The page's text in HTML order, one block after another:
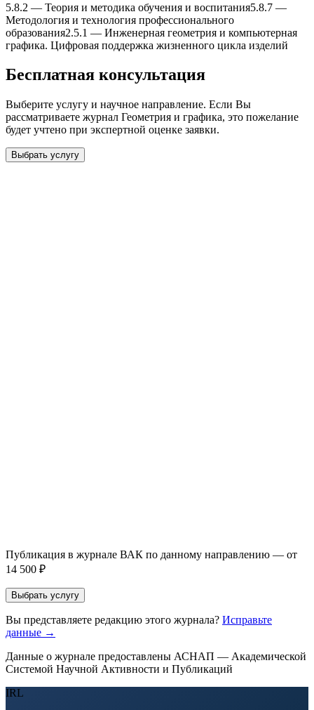
5.8.2 — Теория и методика обучения и воспитания5.8.7 —
Методология и теxнология профессионального
образования2.5.1 — Инженерная геометрия и компьютерная
графика. Цифровая поддержка жизненного цикла изделий
Бесплатная консультация
Выберите услугу и научное направление. Если Вы
рассматриваете журнал Геометрия и графика, это пожелание
будет учтено при экспертной оценке заявки.
Выбрать услугу
Публикация в журнале ВАК по данному направлению — от
14 500 ₽
Выбрать услугу
Вы представляете редакцию этого журнала? Исправьте
данные →
Данные о журнале предоставлены АСНАП — Академической
Системой Научной Активности и Публикаций
IRL